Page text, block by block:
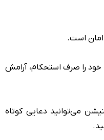
امان است.
را صرف استحکام، آرامش
می‌توانید دعایی کوتاه